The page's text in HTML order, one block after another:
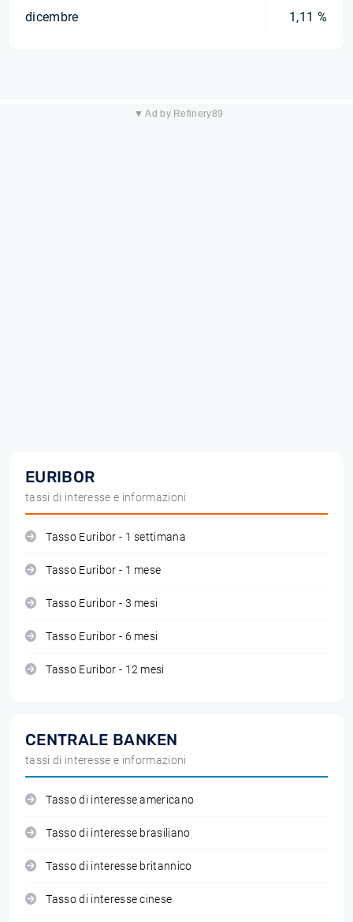
dicembre 1,11 %
▼ Ad by Refinery89
EURIBOR
tassi di interesse e informazioni
Tasso Euribor - 1 settimana
Tasso Euribor - 1 mese
Tasso Euribor - 3 mesi
Tasso Euribor - 6 mesi
Tasso Euribor - 12 mesi
CENTRALE BANKEN
tassi di interesse e informazioni
Tasso di interesse americano
Tasso di interesse brasiliano
Tasso di interesse britannico
Tasso di interesse cinese